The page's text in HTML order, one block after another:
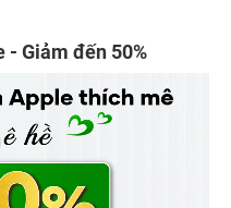
- Giảm đến 50%